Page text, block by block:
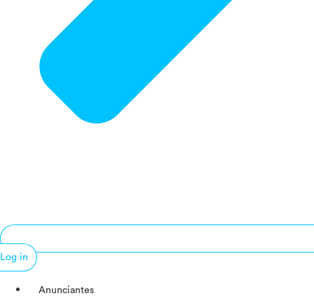
Log in
Anunciantes